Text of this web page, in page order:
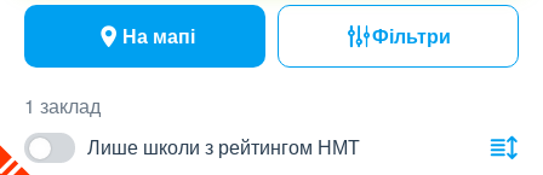
На мапі Фільтри
1 заклад
Лише школи з рейтингом НМТ